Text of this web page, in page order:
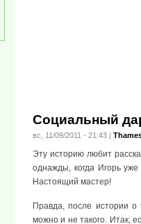
Социальный
вс, 11/09/2011 - 21:43 |
Эту историю любит
однажды, когда Игорь
Настоящий мастер!
Правда, после истории о
можно и не такого. Итак,